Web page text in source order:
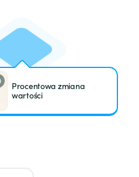
Procentowa zmiana
wartości